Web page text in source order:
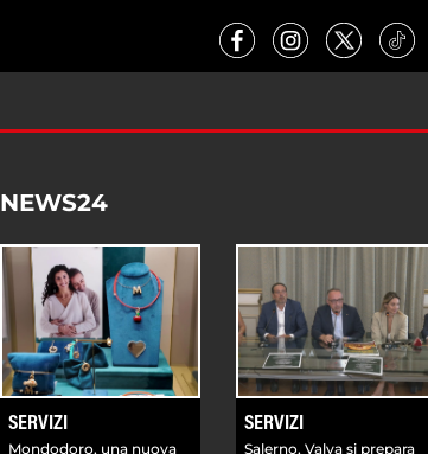
NEWS24
SERVIZI
Mondodoro, una nuova
SERVIZI
Salerno, Valva si prepara